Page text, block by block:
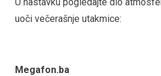
uoči večerašnje utakmice:
Megafon.ba